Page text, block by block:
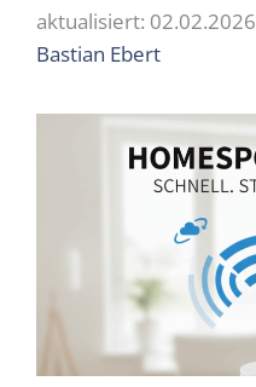
02.02.2026
Bastian Ebert